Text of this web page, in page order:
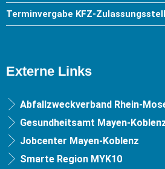
Terminvergabe KFZ-
Externe Links
Abfallzweckverband Rhein-
Gesundheitsamt Mayen-
Jobcenter Mayen-Koblenz
Smarte Region MYK10